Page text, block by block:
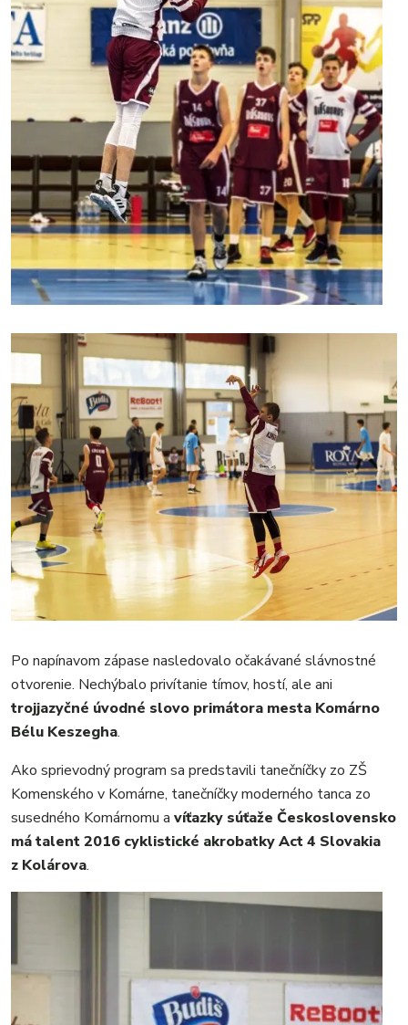
Po napínavom zápase nasledovalo očakávané slávnostné
otvorenie. Nechýbalo privítanie tímov, hostí, ale ani
trojjazyčné úvodné slovo primátora mesta Komárno
Bélu Keszegha.
Ako sprievodný program sa predstavili tanečníčky zo ZŠ
Komenského v Komárne, tanečníčky moderného tanca zo
susedného Komárnomu a víťazky súťaže Československo
má talent 2016 cyklistické akrobatky Act 4 Slovakia
z Kolárova.